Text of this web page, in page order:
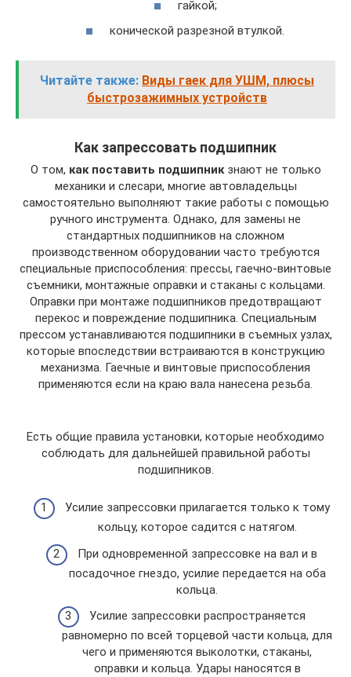
гайкой;
конической разрезной втулкой.
Читайте также: Виды гаек для УШМ, плюсы
быстрозажимных устройств
Как запрессовать подшипник
О том, как поставить подшипникзнают не только
механики и слесари, многие автовладельцы
самостоятельно выполняют такие работы с помощью
ручного инструмента. Однако, для замены не
стандартных подшипников на сложном
производственном оборудовании часто требуются
специальные приспособления: прессы, гаечно-винтовые
съемники, монтажные оправки и стаканы с кольцами.
Оправки при монтаже подшипников предотвращают
перекос и повреждение подшипника. Специальным
прессом устанавливаются подшипники в съемных узлах,
которые впоследствии встраиваются в конструкцию
механизма. Гаечные и винтовые приспособления
применяются если на краю вала нанесена резьба.
Есть общие правила установки, которые необходимо
соблюдать для дальнейшей правильной работы
подшипников.
Усилие запрессовки прилагается только к тому
кольцу, которое садится с натягом.
При одновременной запрессовке на вал и в
посадочное гнездо, усилие передается на оба
кольца.
Усилие запрессовки распространяется
равномерно по всей торцевой части кольца, для
чего и применяются выколотки, стаканы,
оправки и кольца. Удары наносятся в